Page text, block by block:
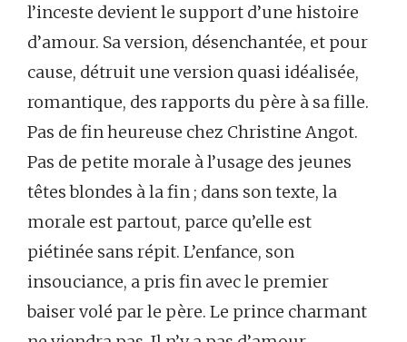
l’inceste devient le support d’une histoire
d’amour. Sa version, désenchantée, et pour
cause, détruit une version quasi idéalisée,
romantique, des rapports du père à sa fille.
Pas de fin heureuse chez Christine Angot.
Pas de petite morale à l’usage des jeunes
têtes blondes à la fin ; dans son texte, la
morale est partout, parce qu’elle est
piétinée sans répit. L’enfance, son
insouciance, a pris fin avec le premier
baiser volé par le père. Le prince charmant